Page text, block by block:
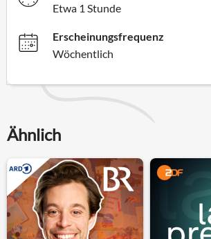
Etwa 1 Stunde
Erscheinungsfrequenz
Wöchentlich
Ähnlich